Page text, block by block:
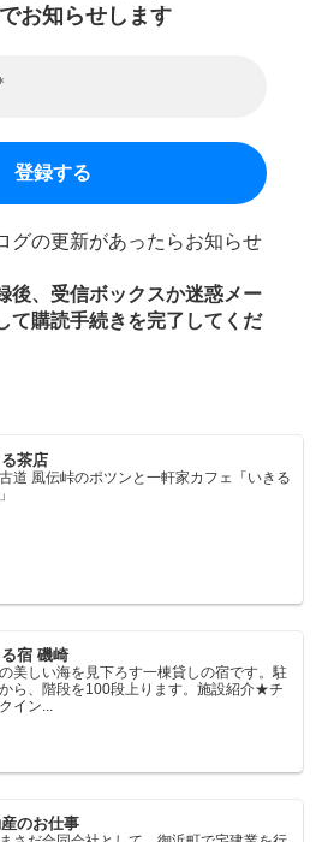
お知らせします
グの更新があったらお知らせ
後、受信ボックスか迷惑メー
て購読手続きを完了してくだ
茶店
道 風伝峠のポツンと一軒家カフェ「いきる
宿 磯崎
美しい海を見下ろす一棟貸しの宿です。駐
ら、階段を100段上ります。施設紹介★チ
イン...
のお仕事